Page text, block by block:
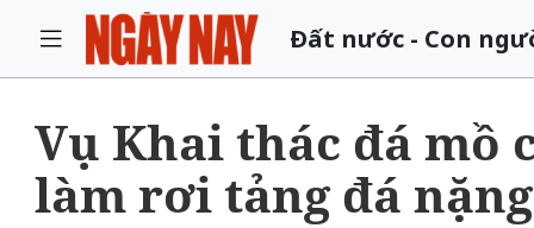
Đất nước - Con
Vụ Khai thác đá mồ
làm rơi tảng đá